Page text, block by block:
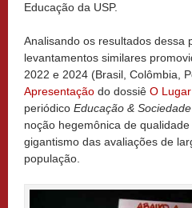
Educação da USP.
Analisando os resultados dessa
levantamentos similares
2022 e 2024 (Brasil, Colômbia,
Apresentação do dossiê O
periódico Educação & Sociedade
noção hegemônica de
gigantismo das avaliações de
população.